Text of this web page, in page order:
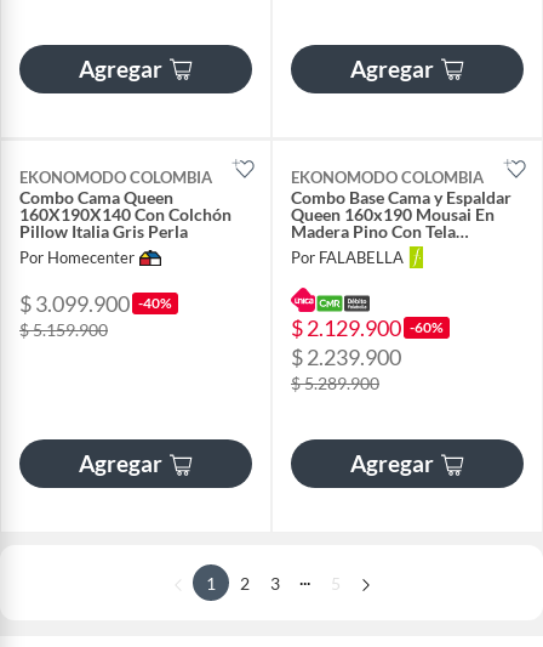
Agregar Agregar
EKONOMODO COLOMBIA
Combo Cama Queen
160X190X140 Con Colchón
Pillow Italia Gris Perla
Por Homecenter
$ 3.099.900 -40%
$ 5.159.900
Agregar
EKONOMODO COLOMBIA
Combo Base Cama y Espaldar
Queen 160x190 Mousai En
Madera Pino Con Tela
Premium Beige
Por FALABELLA
$ 2.129.900 -60%
$ 2.239.900
$ 5.289.900
Agregar
1 2 3 5